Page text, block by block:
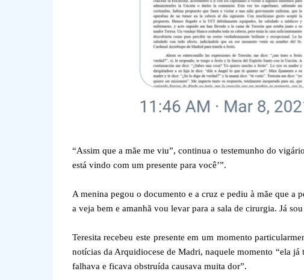
“Assim que a mãe me viu”, continua o testemunho do
está vindo com um presente para você’”.
A menina pegou o documento e a cruz e pediu à mãe que a
a veja bem e amanhã vou levar para a sala de cirurgia. Já
Teresita recebeu este presente em um momento
notícias da Arquidiocese de Madri, naquele momento “ela
falhava e ficava obstruída causava muita dor”.